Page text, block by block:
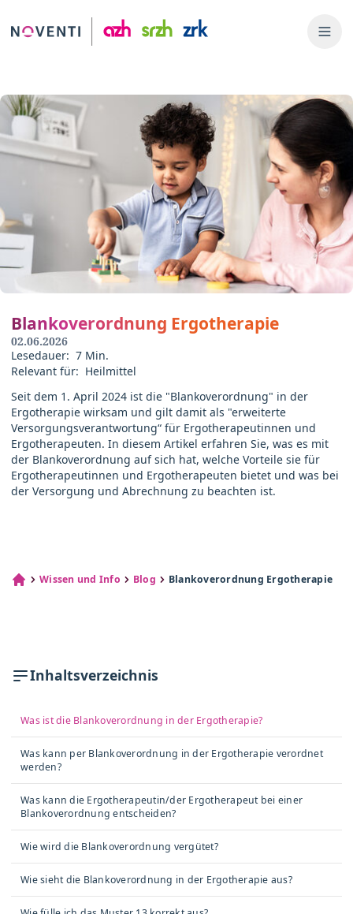
Blankoverordnung Ergotherapie
02.06.2026
Lesedauer: 7 Min.
Relevant für: Heilmittel
Seit dem 1. April 2024 ist die "Blankoverordnung" in der
Ergotherapie wirksam und gilt damit als "erweiterte
Versorgungsverantwortung“ für Ergotherapeutinnen und
Ergotherapeuten. In diesem Artikel erfahren Sie, was es mit
der Blankoverordnung auf sich hat, welche Vorteile sie für
Ergotherapeutinnen und Ergotherapeuten bietet und was bei
der Versorgung und Abrechnung zu beachten ist.
Wissen und Info Blog Blankoverordnung Ergotherapie
Inhaltsverzeichnis
Was ist die Blankoverordnung in der Ergotherapie?
Was kann per Blankoverordnung in der Ergotherapie verordnet
werden?
Was kann die Ergotherapeutin/der Ergotherapeut bei einer
Blankoverordnung entscheiden?
Wie wird die Blankoverordnung vergütet?
Wie sieht die Blankoverordnung in der Ergotherapie aus?